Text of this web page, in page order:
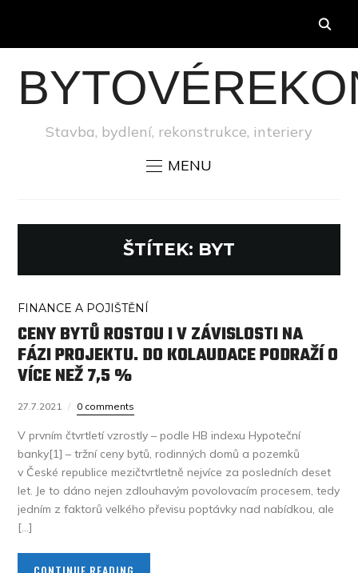
Stavba, bydlení, rekonstrukce, interiery
MENU
ŠTÍTEK: BYT
FINANCE A POJIŠTĚNÍ
CENY BYTŮ ROSTOU I V ZÁVISLOSTI NA
FÁZI PROJEKTU. DO KOLAUDACE PODRAŽÍ O
VÍCE NEŽ 7,5 %
27.7.2021 0 comments
V prvním čtvrtletí vzrostly – podle HB indexu Hypoteční
banky[1] – tržní ceny bytů, rodinných domů a pozemků
v České republice mezičtvrtletně nejvíce za posledních deset
let. Je to dáno nejen zdlouhavým povolovacím procesem, tedy
jedním z faktorů velkého převisu poptávky nad nabídkou, ale
[…]